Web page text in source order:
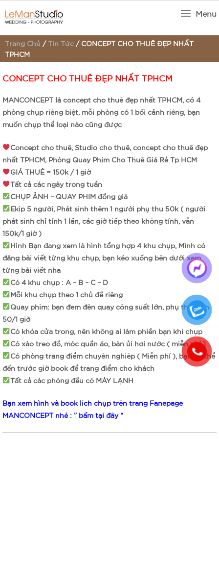
Menu
Trang Chủ / Tin Tức /CONCEPT CHO THUÊ ĐẸP NHẤT
TPHCM
CONCEPT CHO THUÊ ĐẸP NHẤT TPHCM
MANCONCEPT là concept cho thuê đẹp nhất TPHCM, có 4
phòng chụp riêng biệt, mỗi phòng có 1 bối cảnh riêng, bạn
muốn chụp thể loại nào cũng được
Concept cho thuê, Studio cho thuê,concept cho thuê đẹp
nhất TPHCM, Phòng Quay Phim Cho Thuê Giá Rẻ Tp HCM
GIÁ THUÊ = 150k / 1 giờ
Tất cả các ngày trong tuần
CHỤP ẢNH – QUAY PHIM đồng giá
Ekip 5 người, Phát sinh thêm 1 người phụ thu 50k ( người
phát sinh chỉ tính 1 lần, các giờ tiếp theo không tính, vẫn
150k/1 giờ )
Hình Bạn đang xem là hình tổng hợp 4 khu chụp, Mình có
đăng bài viết từng khu chụp, bạn kéo xuống bên dưới xem
từng bài viết nha
Có 4 khu chụp : A – B – C – D
Mỗi khu chụp theo 1 chủ đề riêng
Quay phim: bạn đem đèn quay công suất lớn, phụ thu điện
50/1 giờ
Có khóa cửa trong, nên không ai làm phiền bạn khi chụp
Có xào treo đồ, móc quần áo, bàn ủi hơi nước ( miễn phí )
Có phòng trang điểm chuyên nghiêp ( Miễn phí ), bạn có thể
đến trước giờ book để trang điểm cho khách
Tất cả các phòng đều có MÁY LẠNH
Bạn xem hình và book lich chụp trên trang Fanepage
MANCONCEPT nhé : ” bấm tại đây “